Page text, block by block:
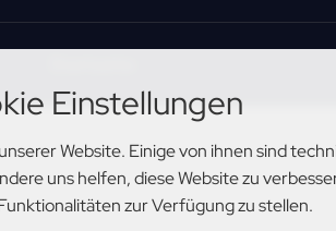
Einstellungen
Website. Einige von ihnen sind
uns helfen, diese Website zu
zur Verfügung zu stellen.